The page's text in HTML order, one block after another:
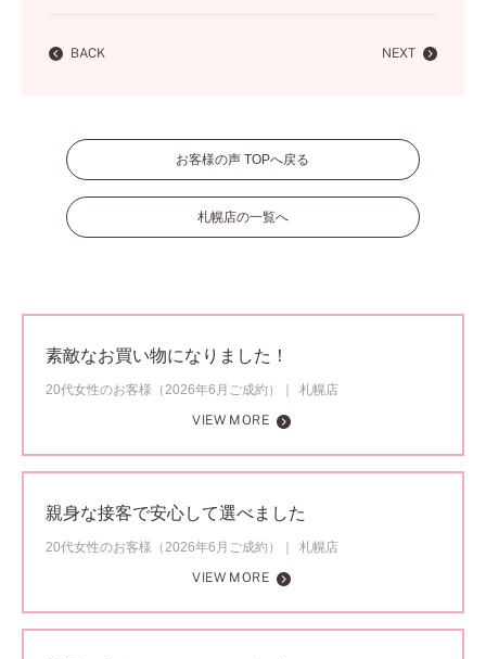
BACK NEXT
お客様の声 TOPへ戻る
札幌店の一覧へ
素敵なお買い物になりました！
20代女性のお客様（2026年6月ご成約）
札幌店
VIEW MORE
親身な接客で安心して選べました
20代女性のお客様（2026年6月ご成約）
札幌店
VIEW MORE